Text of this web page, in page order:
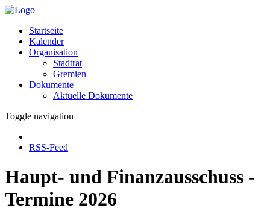
Startseite
Kalender
Organisation
Stadtrat
Gremien
Dokumente
Aktuelle Dokumente
Toggle navigation
RSS-Feed
Haupt- und Finanzausschuss -
Termine 2026